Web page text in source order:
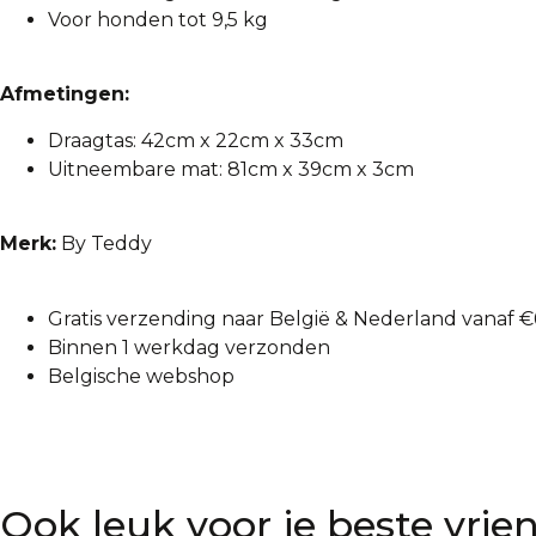
Voor honden tot 9,5 kg
Afmetingen:
Draagtas: 42cm x 22cm x 33cm
Uitneembare mat: 81cm x 39cm x 3cm
Merk: By Teddy
Gratis verzending naar België & Nederland vanaf
Binnen 1 werkdag verzonden
Belgische webshop
Ook leuk voor je beste